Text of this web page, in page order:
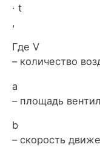
· t
,
Где V
– количество
a
– площадь
b
– скорость